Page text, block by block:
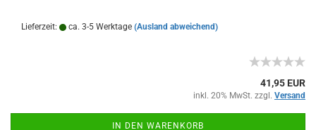
Lieferzeit: ca. 3-5 Werktage (Ausland abweichend)
41,95 EUR
inkl. 20% MwSt. zzgl. Versand
IN DEN WARENKORB